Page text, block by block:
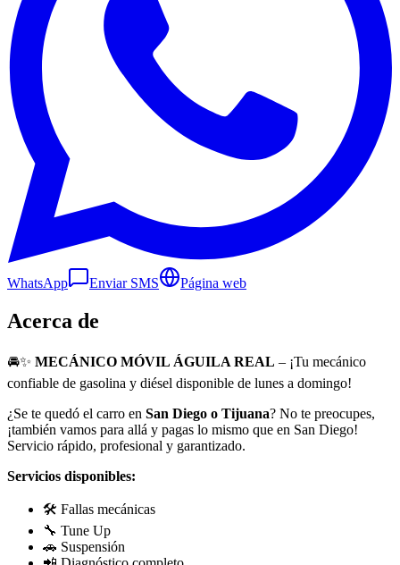
WhatsApp Enviar SMS Página web
Acerca de
🚘✨ MECÁNICO MÓVIL ÁGUILA REAL – ¡Tu mecánico
confiable de gasolina y diésel disponible de lunes a domingo!
¿Se te quedó el carro en San Diego o Tijuana? No te preocupes,
¡también vamos para allá y pagas lo mismo que en San Diego!
Servicio rápido, profesional y garantizado.
Servicios disponibles:
🛠️ Fallas mecánicas
🔧 Tune Up
🚗 Suspensión